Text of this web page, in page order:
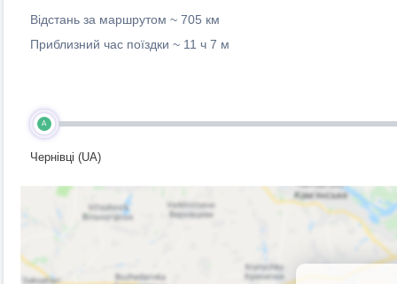
Відстань за маршрутом ~ 705 км
Приблизний час поїздки ~ 11 ч 7 м
A
Чернівці (UA)